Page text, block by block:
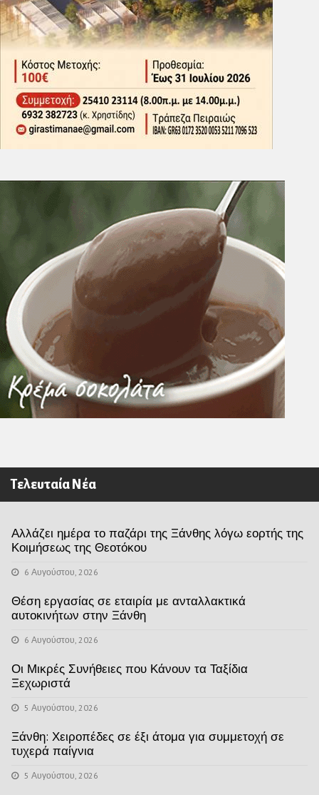
Τελευταία Νέα
Αλλάζει ημέρα το παζάρι της Ξάνθης λόγω εορτής της
Κοιμήσεως της Θεοτόκου
6 Αυγούστου, 2026
Θέση εργασίας σε εταιρία με ανταλλακτικά
αυτοκινήτων στην Ξάνθη
6 Αυγούστου, 2026
Οι Μικρές Συνήθειες που Κάνουν τα Ταξίδια
Ξεχωριστά
5 Αυγούστου, 2026
Ξάνθη: Χειροπέδες σε έξι άτομα για συμμετοχή σε
τυχερά παίγνια
5 Αυγούστου, 2026